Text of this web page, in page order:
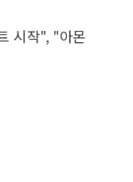
시작", "아몬